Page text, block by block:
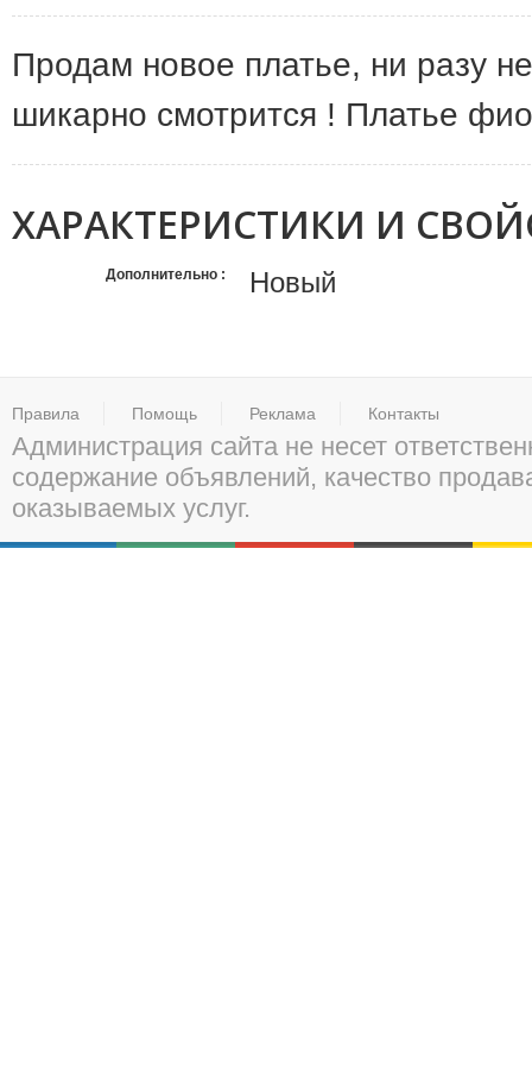
Продам новое платье, ни разу
шикарно смотрится ! Платье
ХАРАКТЕРИСТИКИ И
Дополнительно Новый
Правила Помощь Реклама Контакты
Администрация сайта не несет
содержание объявлений, качество
оказываемых услуг.